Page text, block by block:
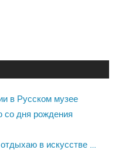
в Русском музее
со дня рождения
в искусстве …